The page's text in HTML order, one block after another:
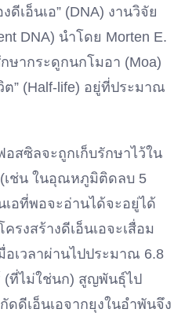
เอ็นเอ” (DNA) งานวิจัย
DNA) นำโดย Morten E.
ษากระดูกนกโมอา (Moa)
ต” (Half-life) อยู่ที่ประมาณ
สซิลจะถูกเก็บรักษาไว้ใน
ช่น ในอุณหภูมิติดลบ 5
เอที่พอจะอ่านได้จะอยู่ได้
รงสร้างดีเอ็นเอจะเสื่อม
เวลาผ่านไปประมาณ 6.8
(ที่ไม่ใช่นก) สูญพันธุ์ไป
ดีเอ็นเอจากยุงในอำพันจึง